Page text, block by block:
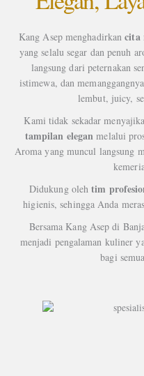
Kang Asep menghadirkancita
yang selalu segar dan penuh
langsung dari peternakan
istimewa, dan
lembut, juicy,
Kami tidak sekadar
tampilan elegan melalui
Aroma yang muncul langsung
Didukung olehtim
higienis, sehingga Anda
Bersama Kang Asep di
menjadi pengalaman kuliner
bagi